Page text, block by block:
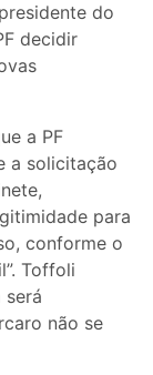
do
decidir
a PF
a solicitação
para
conforme o
Toffoli
será
não se